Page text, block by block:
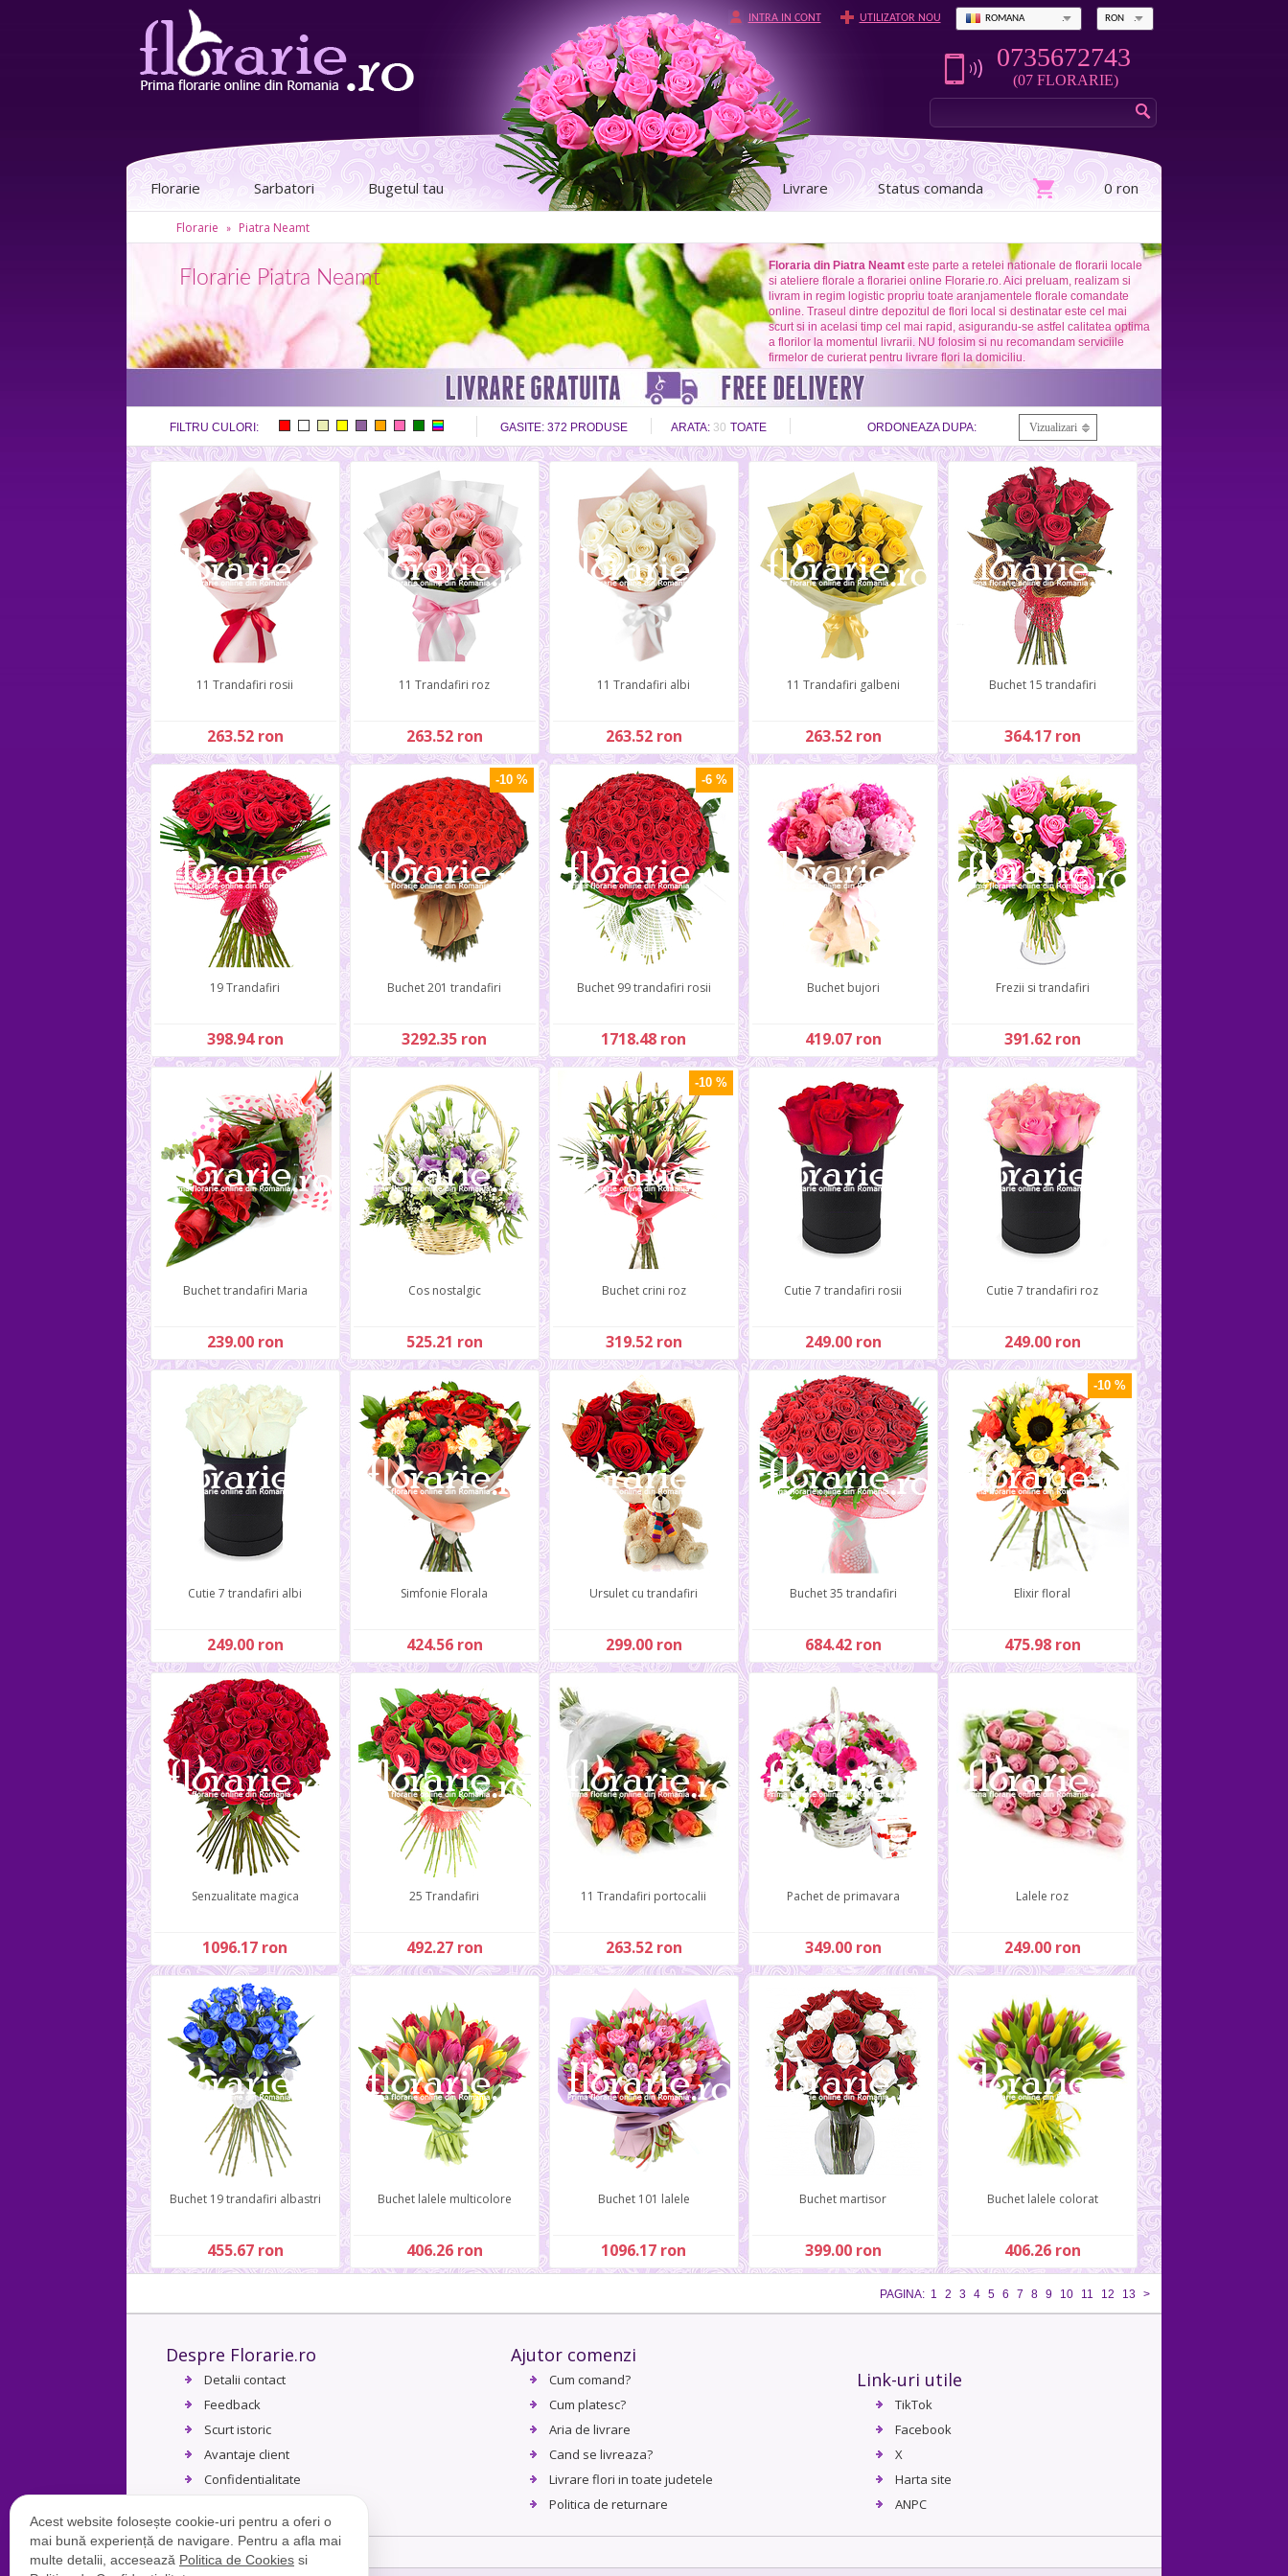
INTRA IN CONT UTILIZATOR NOU ROMANA RON
0735672743
(07 FLORARIE)
0 ron
Status comanda
Livrare
Florarie Sarbatori Bugetul tau
Florarie » Piatra Neamt
Florarie Piatra Neamt
Floraria din Piatra Neamteste parte a retelei nationale de florarii locale
si ateliere florale a florariei online Florarie.ro. Aici preluam, realizam si
livram in regim logistic propriu toate aranjamentele florale comandate
online. Traseul dintre depozitul de flori local si destinatar este cel mai
scurt si in acelasi timp cel mai rapid, asigurandu-se astfel calitatea optima
a florilor la momentul livrarii. NU folosim si nu recomandam serviciile
firmelor de curierat pentru livrare flori la domiciliu.
FILTRU CULORI: GASITE: 372 PRODUSE ARATA: 30 TOATE ORDONEAZA DUPA: Vizualizari
11 Trandafiri rosii
263.52 ron
11 Trandafiri roz
263.52 ron
11 Trandafiri albi
263.52 ron
11 Trandafiri galbeni
263.52 ron
Buchet 15 trandafiri
364.17 ron
19 Trandafiri
398.94 ron
-10 %
Buchet 201 trandafiri
3292.35 ron
-6 %
Buchet 99 trandafiri rosii
1718.48 ron
Buchet bujori
419.07 ron
Frezii si trandafiri
391.62 ron
Buchet trandafiri Maria
239.00 ron
Cos nostalgic
525.21 ron
-10 %
Buchet crini roz
319.52 ron
Cutie 7 trandafiri rosii
249.00 ron
Cutie 7 trandafiri roz
249.00 ron
Cutie 7 trandafiri albi
249.00 ron
Simfonie Florala
424.56 ron
Ursulet cu trandafiri
299.00 ron
Buchet 35 trandafiri
684.42 ron
-10 %
Elixir floral
475.98 ron
Senzualitate magica
1096.17 ron
25 Trandafiri
492.27 ron
11 Trandafiri portocalii
263.52 ron
Pachet de primavara
349.00 ron
Lalele roz
249.00 ron
Buchet 19 trandafiri albastri
455.67 ron
Buchet lalele multicolore
406.26 ron
Buchet 101 lalele
1096.17 ron
Buchet martisor
399.00 ron
Buchet lalele colorat
406.26 ron
PAGINA: 1 2 3 4 5 6 7 8 9 10 11 12 13 >
Despre Florarie.ro
Detalii contact
Feedback
Scurt istoric
Avantaje client
Confidentialitate
Ajutor comenzi
Cum comand?
Cum platesc?
Aria de livrare
Cand se livreaza?
Livrare flori in toate judetele
Politica de returnare
Link-uri utile
TikTok
Facebook
X
Harta site
ANPC
Acest website folosește cookie-uri pentru a oferi o
mai bună experiență de navigare. Pentru a afla mai
multe detalii, accesează Politica de Cookies si